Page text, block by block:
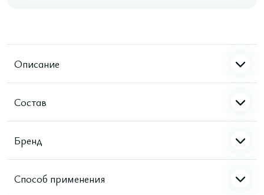
Описание
Состав
Бренд
Способ применения